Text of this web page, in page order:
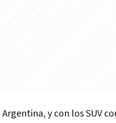
y con los SUV